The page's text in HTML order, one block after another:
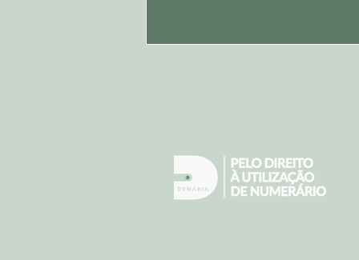
Maioria dos portugueses usa